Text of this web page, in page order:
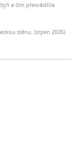
a čím přesvědčila
stěnu. (srpen 2026)